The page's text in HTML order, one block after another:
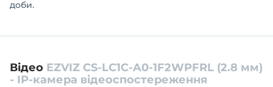
доби.
Відео EZVIZ CS-LC1C-A0-1F2WPFRL (2.8 мм)
- IP-камера відеоспостереження